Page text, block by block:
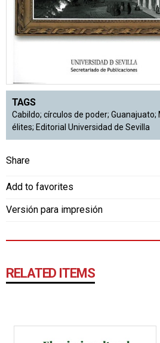
TAGS
Cabildo; círculos de poder; Guanajuato;
élites; Editorial Universidad de Sevilla
Share
Add to favorites
Versión para impresión
RELATED ITEMS